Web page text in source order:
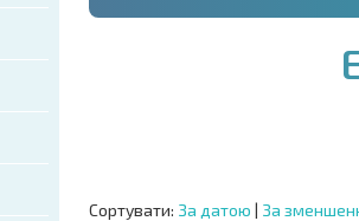
Сортувати: За датою | За